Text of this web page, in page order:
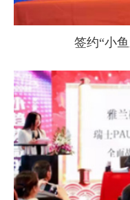
签约“小